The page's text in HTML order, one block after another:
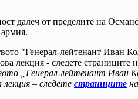
далеч от пределите на
„Генерал-лейтенант Иван
– следете страниците